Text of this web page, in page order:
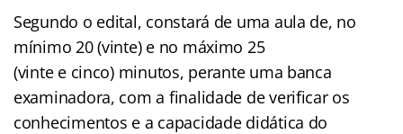
Segundo o edital, constará de uma aula de, no
mínimo 20 (vinte) e no máximo 25
(vinte e cinco) minutos, perante uma banca
examinadora, com a finalidade de verificar os
conhecimentos e a capacidade didática do